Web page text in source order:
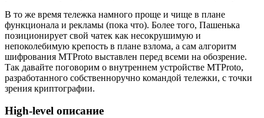
В то же время тележка намного проще и чище в плане
функционала и рекламы (пока что). Более того, Пашенька
позиционирует свой чатек как несокрушимую и
непоколебимую крепость в плане взлома, а сам алгоритм
шифрования MTProto выставлен перед всеми на обозрение.
Так давайте поговорим о внутреннем устройстве MTProto,
разработанного собственноручно командой тележки, с точки
зрения криптографии.
High-level описание